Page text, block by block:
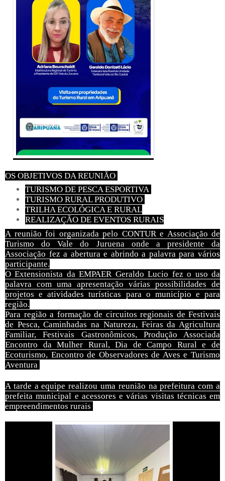
OS OBJETIVOS DA REUNIÃO
TURISMO DE PESCA ESPORTIVA
TURISMO RURAL PRODUTIVO
TRILHA ECOLÓGICA E RURAL
REALIZAÇÃO DE EVENTOS RURAIS
A reunião foi organizada pelo CONTUR e Associação de
Turismo do Vale do Juruena onde a presidente da
Associação fez a abertura e abrindo a palavra para vários
participante.
O Extensionista da EMPAER Geraldo Lucio fez o uso da
palavra com uma apresentação várias possibilidades de
projetos e atividades turísticas para o município e para
região.
Para região a formação de circuitos regionais de Festivais
de Pesca, Caminhadas na Natureza, Feiras da Agricultura
Familiar, Festivais Gastronômicos, Produção Associada
Encontro da Mulher Rural, Dia de Campo Rural e de
Ecoturismo, Encontro de Observadores de Aves e Turismo
Aventura
A tarde a equipe realizou uma reunião na prefeitura com a
prefeita municipal e acessores e várias visitas técnicas em
empreendimentos rurais